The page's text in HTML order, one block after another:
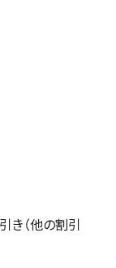
き（他の割引